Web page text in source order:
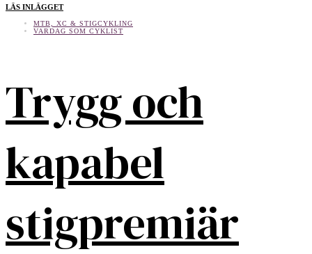
LÄS INLÄGGET
MTB, XC & STIGCYKLING
VARDAG SOM CYKLIST
Trygg och
kapabel
stigpremiär